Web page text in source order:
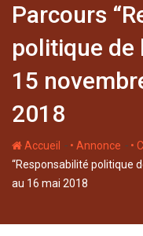
Parcours
politique de
15
2018
Accueil - • Annonce - •
“Responsabilité politique
au 16 mai 2018